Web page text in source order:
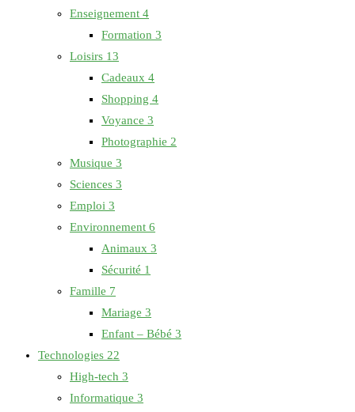
Enseignement 4
Formation 3
Loisirs 13
Cadeaux 4
Shopping 4
Voyance 3
Photographie 2
Musique 3
Sciences 3
Emploi 3
Environnement 6
Animaux 3
Sécurité 1
Famille 7
Mariage 3
Enfant – Bébé 3
Technologies 22
High-tech 3
Informatique 3